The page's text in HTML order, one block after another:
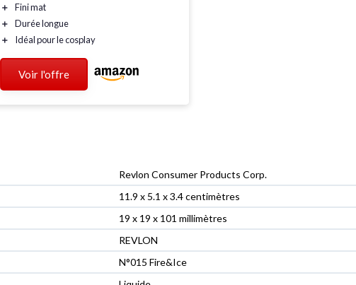
＋
Finimat
＋
Duréelongue
＋
Idéal pour lecosplay
Voir l'offre
‎Revlon Consumer Products Corp.
‎11.9 x 5.1 x 3.4 centimètres
‎19 x 19 x 101 millimètres
‎REVLON
‎N°015 Fire&Ice